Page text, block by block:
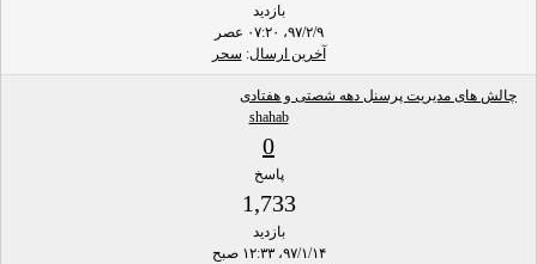
بازدید
۹۷/۲/۹، ۰۷:۲۰ عصر
آخرین ارسال: سحر
چالش های مدیریت پرسنل دهه شصتی و هفتادی
shahab
0
پاسخ
1,733
بازدید
۹۷/۱/۱۴، ۱۲:۳۳ صبح